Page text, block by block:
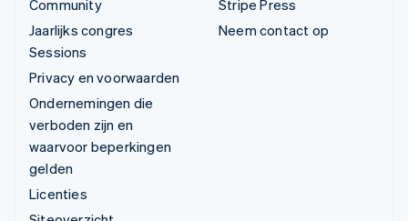
Community
Jaarlijks congres
Sessions
Privacy en voorwaarden
Ondernemingen die
verboden zijn en
waarvoor beperkingen
gelden
Licenties
Stripe Press
Neem contact op